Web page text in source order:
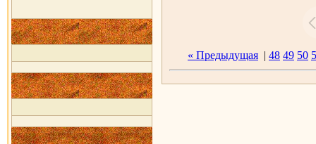
« Предыдущая | 48 49 50